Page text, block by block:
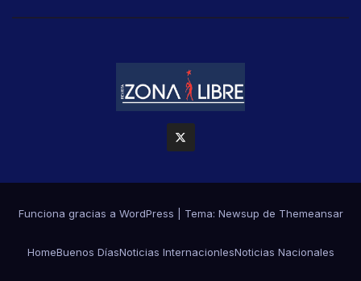
Funciona gracias a WordPress Tema: Newsup de Themeansar
HomeBuenos DíasNoticias InternacionlesNoticias Nacionales